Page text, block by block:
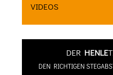
VIDEOS
DER HENLE
DEN RICHTIGEN